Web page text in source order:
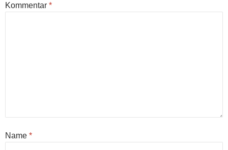
Kommentar *
Name *